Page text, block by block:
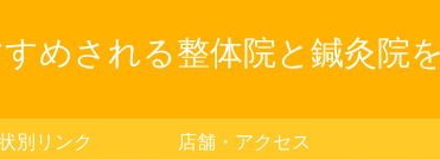
めされる整体院と鍼灸院
別リンク 店舗・アクセス